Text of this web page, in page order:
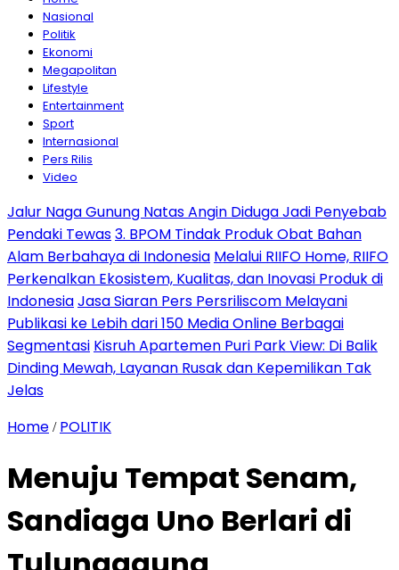
Nasional
Politik
Ekonomi
Megapolitan
Lifestyle
Entertainment
Sport
Internasional
Pers Rilis
Video
Jalur Naga Gunung Natas Angin Diduga Jadi Penyebab
Pendaki Tewas3. BPOM Tindak Produk Obat Bahan
Alam Berbahaya di Indonesia Melalui RIIFO Home, RIIFO
Perkenalkan Ekosistem, Kualitas, dan Inovasi Produk di
IndonesiaJasa Siaran Pers Persriliscom Melayani
Publikasi ke Lebih dari 150 Media Online Berbagai
Segmentasi Kisruh Apartemen Puri Park View: Di Balik
Dinding Mewah, Layanan Rusak dan Kepemilikan Tak
Jelas
Home / POLITIK
Menuju Tempat Senam,
Sandiaga Uno Berlari di